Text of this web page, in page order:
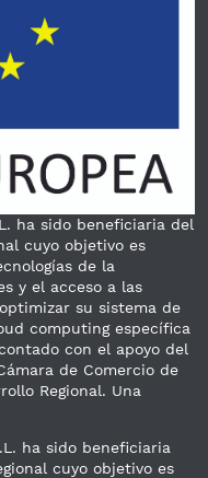
ha sido beneficiaria del
cuyo objetivo es
de la
y el acceso a las
su sistema de
computing específica
con el apoyo del
de Comercio de
Regional. Una
ha sido beneficiaria
cuyo objetivo es